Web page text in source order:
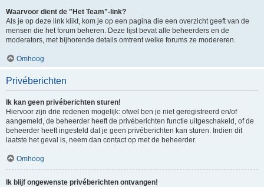
Waarvoor dient de "Het Team"-link?
Als je op deze link klikt, kom je op een pagina die een overzicht geeft van de
mensen die het forum beheren. Deze lijst bevat alle beheerders en de
moderators, met bijhorende details omtrent welke forums ze modereren.
Omhoog
Privéberichten
Ik kan geen privéberichten sturen!
Hiervoor zijn drie redenen mogelijk: ofwel ben je niet geregistreerd en/of
aangemeld, de beheerder heeft de privéberichten functie uitgeschakeld, of de
beheerder heeft ingesteld dat je geen privéberichten kan sturen. Indien dit
laatste het geval is, neem dan contact op met de beheerder.
Omhoog
Ik blijf ongewenste privéberichten ontvangen!